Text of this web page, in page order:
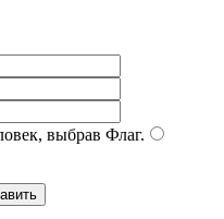
выбрав Флаг.